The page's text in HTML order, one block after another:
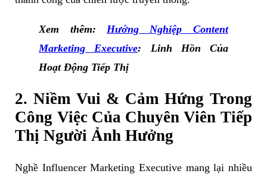
Xem thêm: Hướng Nghiệp Content
Marketing Executive: Linh Hồn Của
Hoạt Động Tiếp Thị
2. Niềm Vui & Cảm Hứng Trong
Công Việc Của Chuyên Viên Tiếp
Thị Người Ảnh Hưởng
Nghề Influencer Marketing Executive mang lại nhiều